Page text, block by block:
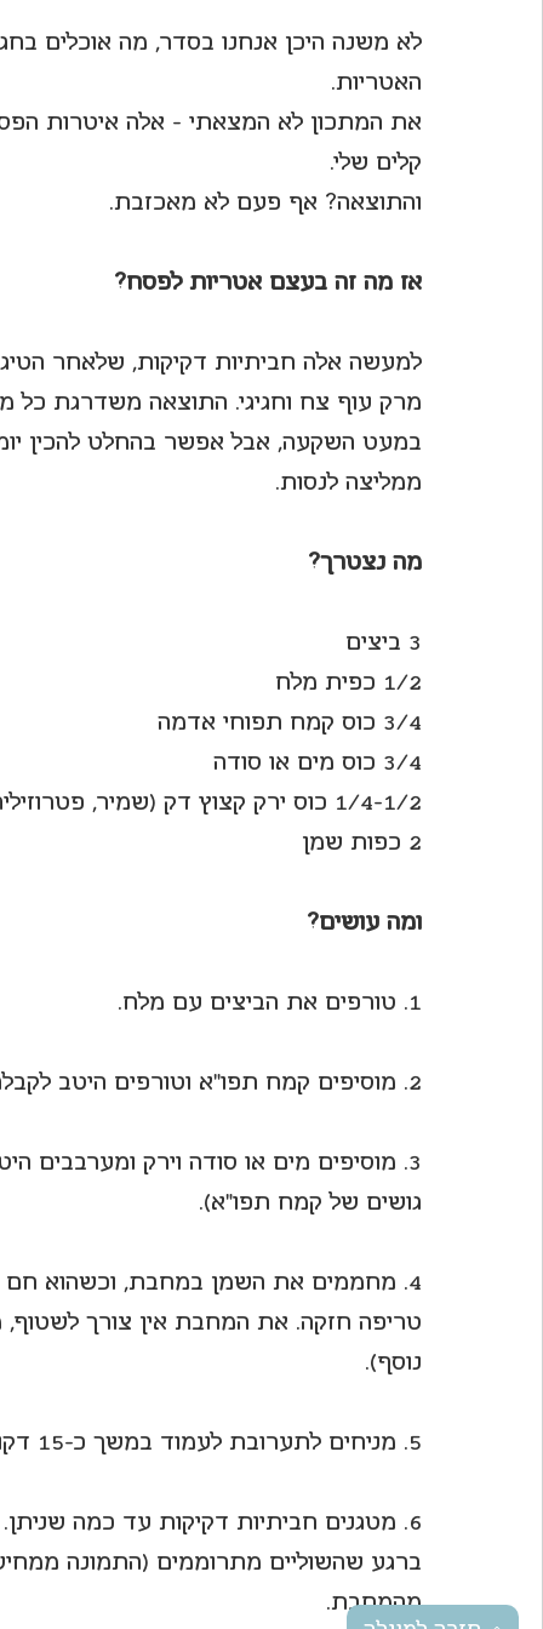
לחיות את פורטולא משנה היכן אנחנו בסדר, מה אוכלים
האטריות.
את המתכון לא המצאתי – אלה איטרות
קלים שלי.
והתוצאה? אף פעם לא מאכזבת.
אז מה זה בעצם אטריות לפסח?
למעשה אלה חביתיות דקיקות, שלאחר
מרק עוף צח וחגיגי. התוצאה משדרגת
במעט השקעה, אבל אפשר בהחלט להכין
ממליצה לנסות.
מה נצטרך?
3 ביצים
1/2 כפית מלח
3/4 כוס קמח תפוחי אדמה
3/4 כוס מים או סודה
1/4-1/2 כוס ירק קצוץ דק (שמיר, פטרוזיליה, עירית)
2 כפות שמן
ומה עושים?
1. טורפים את הביצים עם מלח.
2. מוסיפים קמח תפו”א וטורפים היטב לקבלת בלילה אחידה.
3. מוסיפים מים או סודה וירק ומערבבים
גושים של קמח תפו"א).
4. מחממים את השמן במחבת, וכשהוא חם
טריפה חזקה. את המחבת אין צורך לשטוף,
נוסף).
5. מניחים לתערובת לעמוד במשך כ-15 דקות כדי שתתייצב מעט.
6. מטגנים חביתיות דקיקות עד כמה
ברגע שהשוליים מתרוממים (התמונה
מהמחבת.